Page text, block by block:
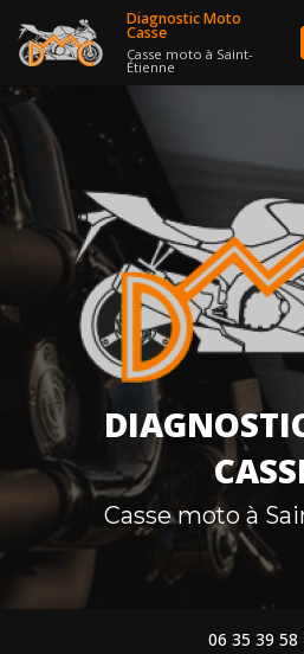
au
contenu
Diagnostic Moto
Casse
Casse moto à Saint-
Étienne
Casse moto à
06 35 39 58